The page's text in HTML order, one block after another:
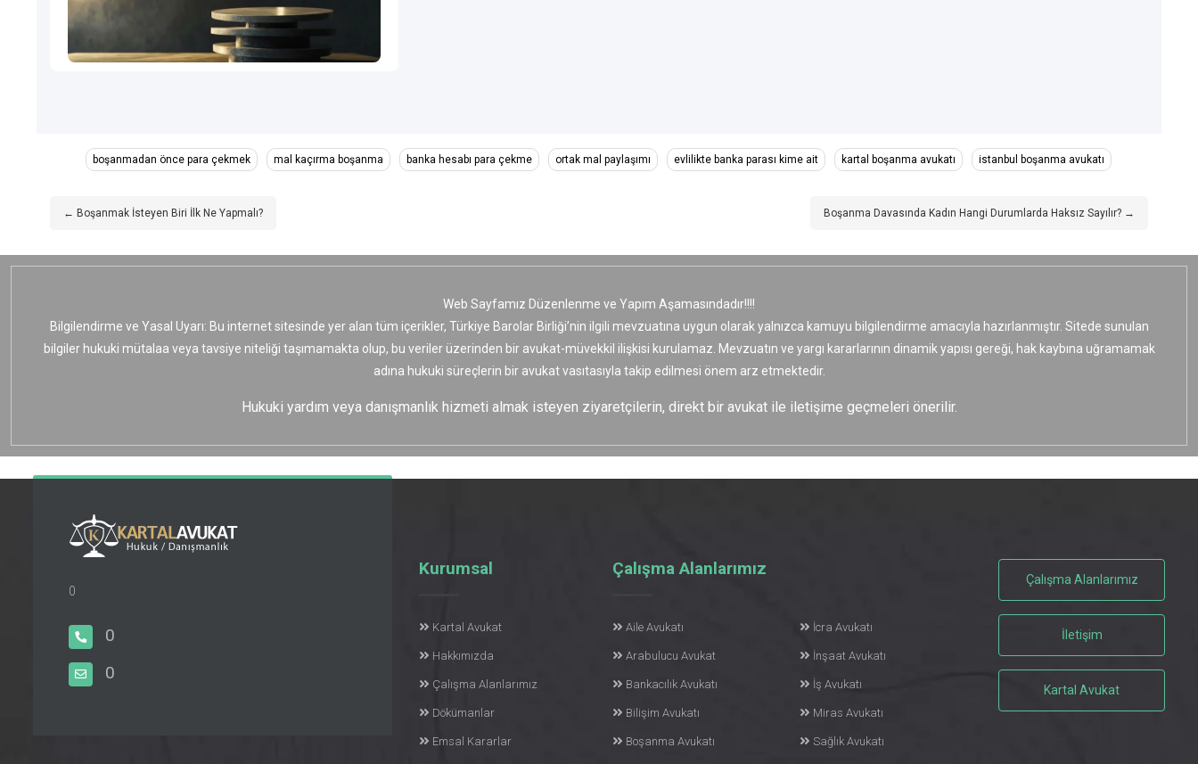
boşanmadan önce para çekmek mal kaçırma boşanma banka hesabı para çekme ortak mal paylaşımı evlilikte banka parası kime ait kartal boşanma avukatı istanbul boşanma avukatı
← Boşanmak İsteyen Biri İlk Ne Yapmalı? Boşanma Davasında Kadın Hangi Durumlarda Haksız Sayılır? →
Web Sayfamız Düzenlenme ve Yapım Aşamasındadır!!!!
Bilgilendirme ve Yasal Uyarı: Bu internet sitesinde yer alan tüm içerikler, Türkiye Barolar Birliği’nin ilgili mevzuatına uygun olarak yalnızca kamuyu bilgilendirme amacıyla hazırlanmıştır. Sitede sunulan
bilgiler hukuki mütalaa veya tavsiye niteliği taşımamakta olup, bu veriler üzerinden bir avukat-müvekkil ilişkisi kurulamaz. Mevzuatın ve yargı kararlarının dinamik yapısı gereği, hak kaybına uğramamak
adına hukuki süreçlerin bir avukat vasıtasıyla takip edilmesi önem arz etmektedir.
Hukuki yardım veya danışmanlık hizmeti almak isteyen ziyaretçilerin, direkt bir avukat ile iletişime geçmeleri önerilir.
0
0
0
Kurumsal
Kartal Avukat
Hakkımızda
Çalışma Alanlarımız
Dökümanlar
Emsal Kararlar
Çalışma Alanlarımız
Aile Avukatı
Arabulucu Avukat
Bankacılık Avukatı
Bilişim Avukatı
Boşanma Avukatı
İcra Avukatı
İnşaat Avukatı
İş Avukatı
Miras Avukatı
Sağlık Avukatı
Çalışma Alanlarımız
İletişim
Kartal Avukat